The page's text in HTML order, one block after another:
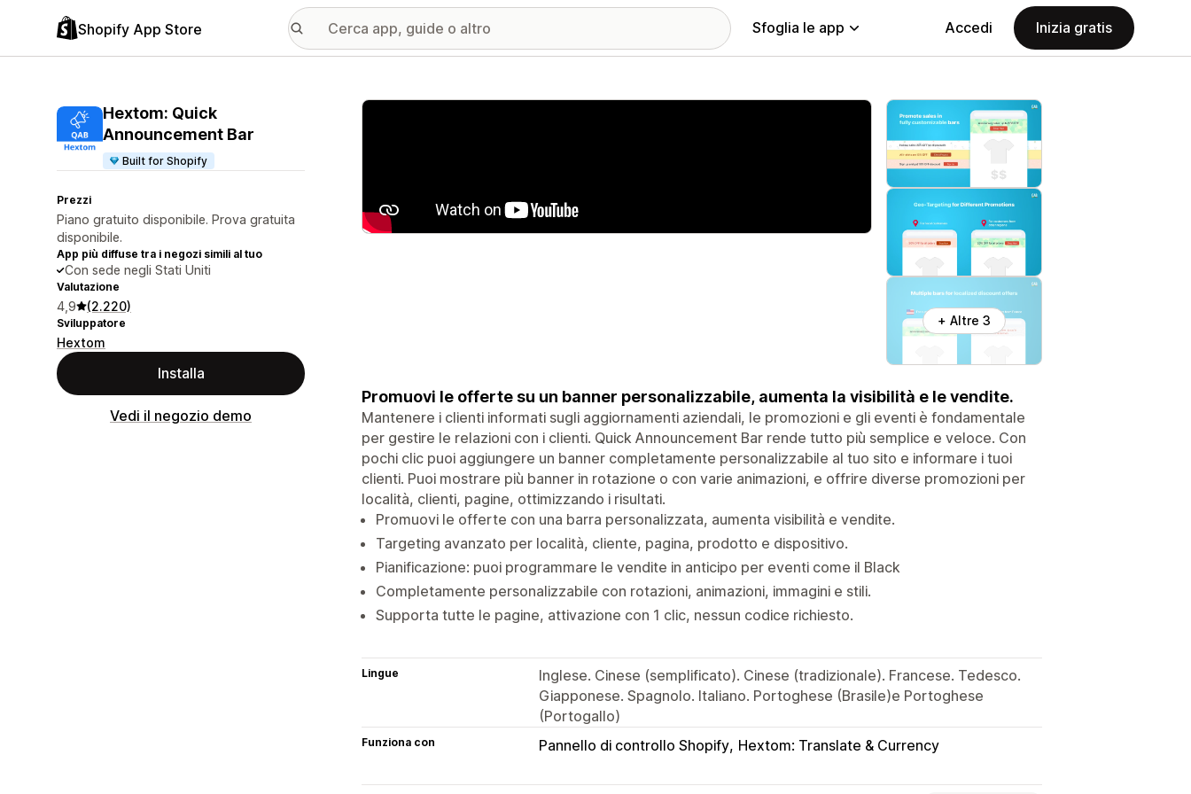
Shopify App Store Sfoglia le app Accedi Inizia gratis
Hextom: Quick
Announcement Bar
Built for Shopify
Prezzi
Piano gratuito disponibile. Prova gratuita
disponibile.
App più diffuse tra i negozi simili al tuo
Con sede negli Stati Uniti
Valutazione
4,9 (2.220)
Sviluppatore
Hextom
Installa
Vedi il negozio demo
Galleria immagini in evidenza
+ Altre 3
Promuovi le offerte su un banner personalizzabile, aumenta la visibilità e le vendite.
Mantenere i clienti informati sugli aggiornamenti aziendali, le promozioni e gli eventi è fondamentale
per gestire le relazioni con i clienti. Quick Announcement Bar rende tutto più semplice e veloce. Con
pochi clic puoi aggiungere un banner completamente personalizzabile al tuo sito e informare i tuoi
clienti. Puoi mostrare più banner in rotazione o con varie animazioni, e offrire diverse promozioni per
località, clienti, pagine, ottimizzando i risultati.
Promuovi le offerte con una barra personalizzata, aumenta visibilità e vendite.
Targeting avanzato per località, cliente, pagina, prodotto e dispositivo.
Pianificazione: puoi programmare le vendite in anticipo per eventi come il Black
Completamente personalizzabile con rotazioni, animazioni, immagini e stili.
Supporta tutte le pagine, attivazione con 1 clic, nessun codice richiesto.
Lingue
Inglese. Cinese (semplificato). Cinese (tradizionale). Francese. Tedesco.
Giapponese. Spagnolo. Italiano. Portoghese (Brasile)e Portoghese
(Portogallo)
Funziona con Pannello di controllo Shopify Hextom: Translate & Currency